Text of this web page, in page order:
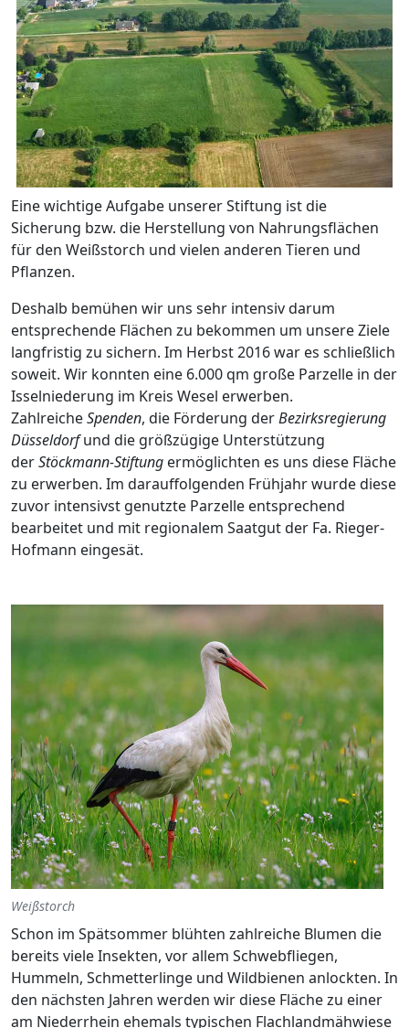
Eine wichtige Aufgabe unserer Stiftung ist die
Sicherung bzw. die Herstellung von Nahrungsflächen
für den Weißstorch und vielen anderen Tieren und
Pflanzen.
Deshalb bemühen wir uns sehr intensiv darum
entsprechende Flächen zu bekommen um unsere Ziele
langfristig zu sichern. Im Herbst 2016 war es schließlich
soweit. Wir konnten eine 6.000 qm große Parzelle in der
Isselniederung im Kreis Wesel erwerben.
ZahlreicheSpenden, die Förderung derBezirksregierung
Düsseldorfund die größzügige Unterstützung
derStöckmann-Stiftung ermöglichten es uns diese Fläche
zu erwerben. Im darauffolgenden Frühjahr wurde diese
zuvor intensivst genutzte Parzelle entsprechend
bearbeitet und mit regionalem Saatgut der Fa. Rieger-
Hofmann eingesät.
Weißstorch
Schon im Spätsommer blühten zahlreiche Blumen die
bereits viele Insekten, vor allem Schwebfliegen,
Hummeln, Schmetterlinge und Wildbienen anlockten. In
den nächsten Jahren werden wir diese Fläche zu einer
am Niederrhein ehemals typischen Flachlandmähwiese